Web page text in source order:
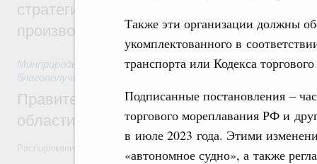
Также эти организации должны
укомплектованного в
транспорта или Кодекса
Подписанные постановления –
торгового мореплавания РФ и
в июле 2023 года. Этими
«автономное судно», а также
стратегической сессии, посвящённой
производительности труда
Минприроды России 5 августа 2026,Национальный
благополучие»
Правительство увеличило объём
области в рамках федерального